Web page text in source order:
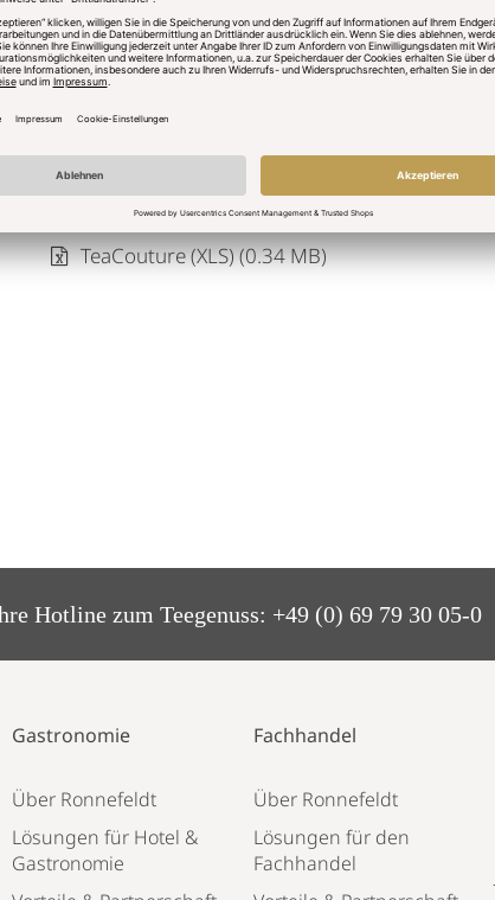
TeaCouture
TeaCouture (PDF) (0.13 MB)
TeaCouture (XLS) (0.34 MB)
Hotline zum Teegenuss: +49 (0) 69 79 30 05-0
Gastronomie
Über Ronnefeldt
Lösungen für Hotel &
Gastronomie
Fachhandel
Über Ronnefeldt
Lösungen für den
Fachhandel